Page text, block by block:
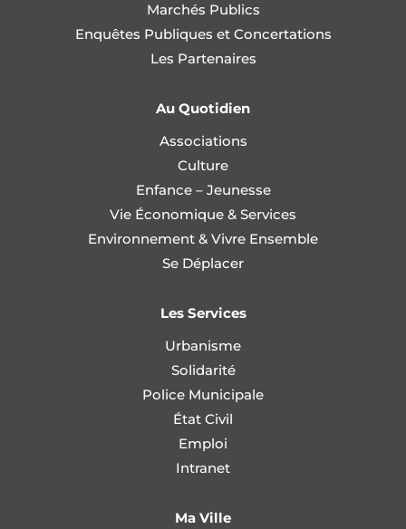
Marchés Publics
Enquêtes Publiques et Concertations
Les Partenaires
Au Quotidien
Associations
Culture
Enfance – Jeunesse
Vie Économique & Services
Environnement & Vivre Ensemble
Se Déplacer
Les Services
Urbanisme
Solidarité
Police Municipale
État Civil
Emploi
Intranet
Ma Ville